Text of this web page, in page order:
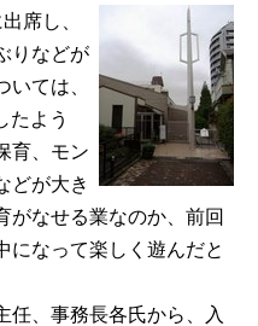
席し、
りなどが
ては、
たよう
育、モン
どが大き
がなせる業なのか、前回
になって楽しく遊んだと
任、事務長各氏から、入